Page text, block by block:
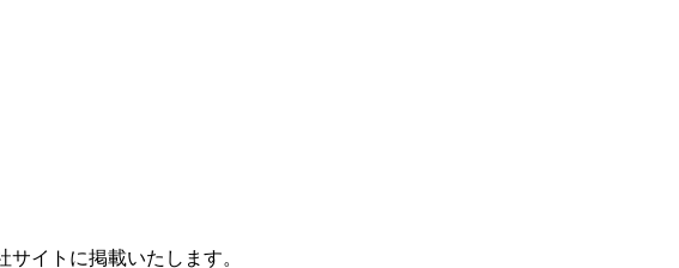
イトに掲載いたします。